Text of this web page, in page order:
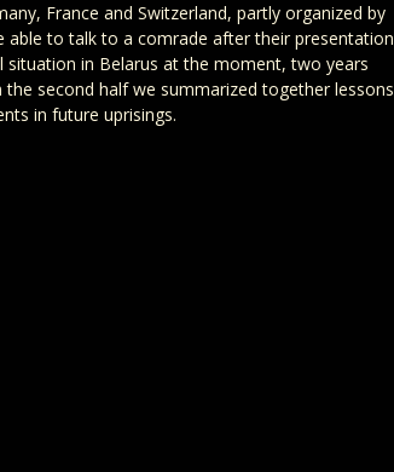
France and Switzerland, partly organized by
able to talk to a comrade after their presentation
in Belarus at the moment, two years
second half we summarized together lessons
in future uprisings.